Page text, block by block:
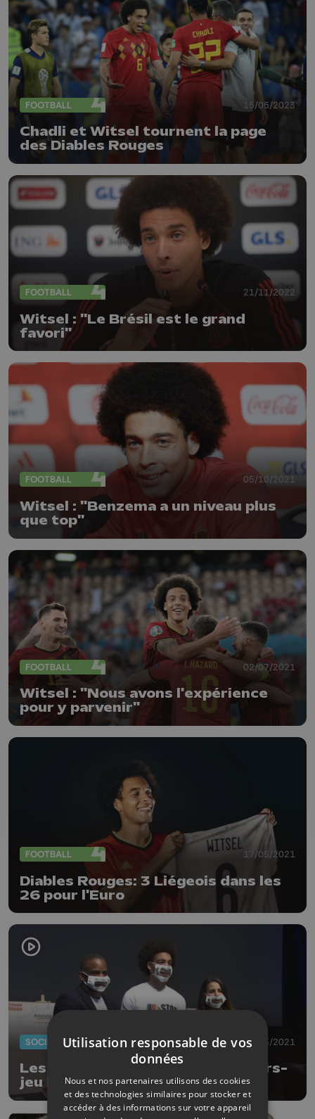
FOOTBALL 15/05/2023
Chadli et Witsel tournent la page
des Diables Rouges
FOOTBALL 21/11/2022
Witsel : "Le Brésil est le grand
favori"
FOOTBALL 05/10/2021
Witsel : "Benzema a un niveau plus
que top"
FOOTBALL 02/07/2021
Witsel : "Nous avons l'expérience
pour y parvenir"
FOOTBALL 17/05/2021
Diables Rouges: 3 Liégeois dans les
26 pour l'Euro
SOCIÉTÉ 19/03/2021
Les Witsel appellent à mettre hors-
jeu le racisme
Utilisation responsable de vos
données
Nous et nos partenaires utilisons des cookies
et des technologies similaires pour stocker et
accéder à des informations sur votre appareil